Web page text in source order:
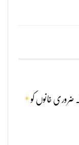
ضروری خانوں کو*